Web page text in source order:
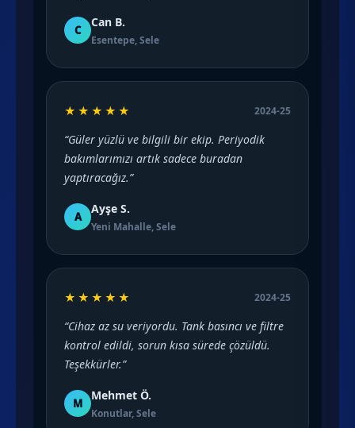
C
Can B.
Esentepe, Sele
★★★★★ 2024-25
“Güler yüzlü ve bilgili bir ekip. Periyodik
bakımlarımızı artık sadece buradan
yaptıracağız.”
A
Ayşe S.
Yeni Mahalle, Sele
★★★★★ 2024-25
“Cihaz az su veriyordu. Tank basıncı ve filtre
kontrol edildi, sorun kısa sürede çözüldü.
Teşekkürler.”
M
Mehmet Ö.
Konutlar, Sele